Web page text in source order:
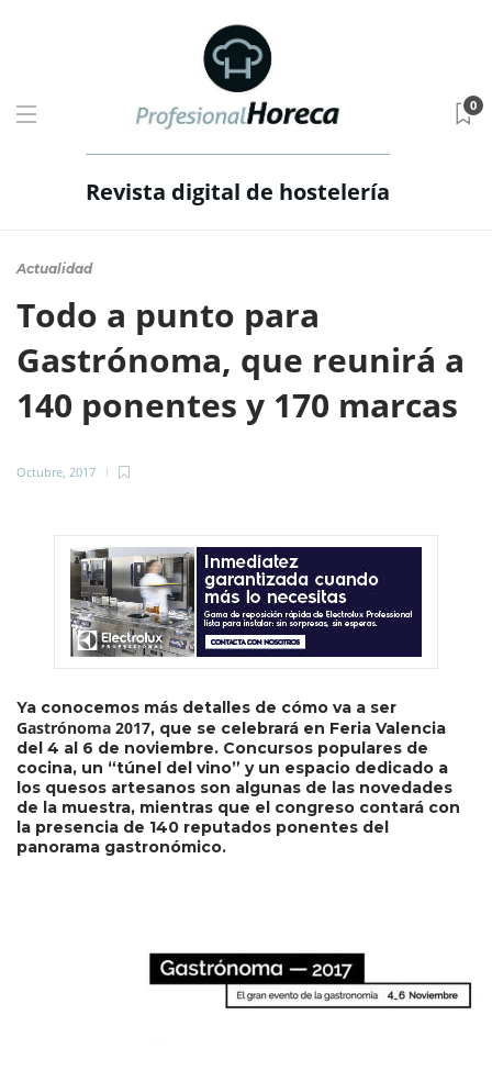
Revista digital de hostelería
0
Actualidad
Todo a punto para
Gastrónoma, que reunirá a
140 ponentes y 170 marcas
Octubre, 2017
Ya conocemos más detalles de cómo va a ser
Gastrónoma 2017, que se celebrará en Feria Valencia
del 4 al 6 de noviembre. Concursos populares de
cocina, un “túnel del vino” y un espacio dedicado a
los quesos artesanos son algunas de las novedades
de la muestra, mientras que el congreso contará con
la presencia de 140 reputados ponentes del
panorama gastronómico.